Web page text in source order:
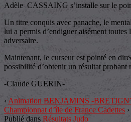
Adèle CASSAING s’installe sur le
Un titre conquis avec panache, le
lui a permis d’endiguer aisément toutes
adversaire.
Maintenant, le curseur est pointé en
possibilité d’obtenir un résultat probant
-Claude GUERIN-
‹ Animation BENJAMINS -
Championnat d’île de France Cadettes ›
Publié dans Résultats Judo